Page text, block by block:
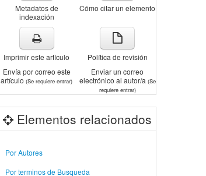
Metadatos de
indexación
Cómo citar un elemento
Imprimir este artículo
Política de revisión
Envía por correo este
artículo(Se requiere entrar)
Enviar un correo
electrónico al autor/a (Se
requiere entrar)
Elementos relacionados
Por Autores
Por terminos de Busqueda